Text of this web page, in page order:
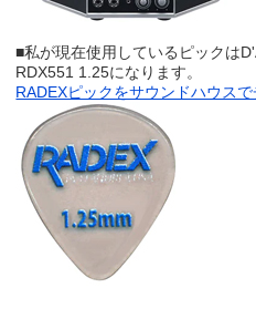
■私が現在使用しているピックは
RDX551 1.25になります。
RADEXピックをサウンドハウスで